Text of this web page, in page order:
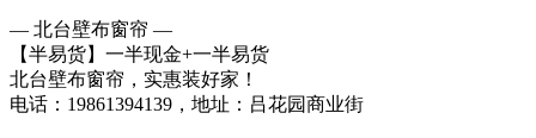
— 北台壁布窗帘 —
【半易货】一半现金+一半易货
北台壁布窗帘，实惠装好家！
电话：19861394139，地址：吕花园商业街